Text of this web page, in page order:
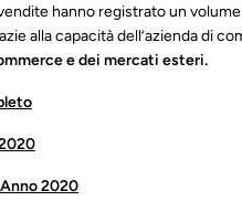
hanno registrato un volume
alla capacità dell’azienda di
e dei mercati esteri.
2020